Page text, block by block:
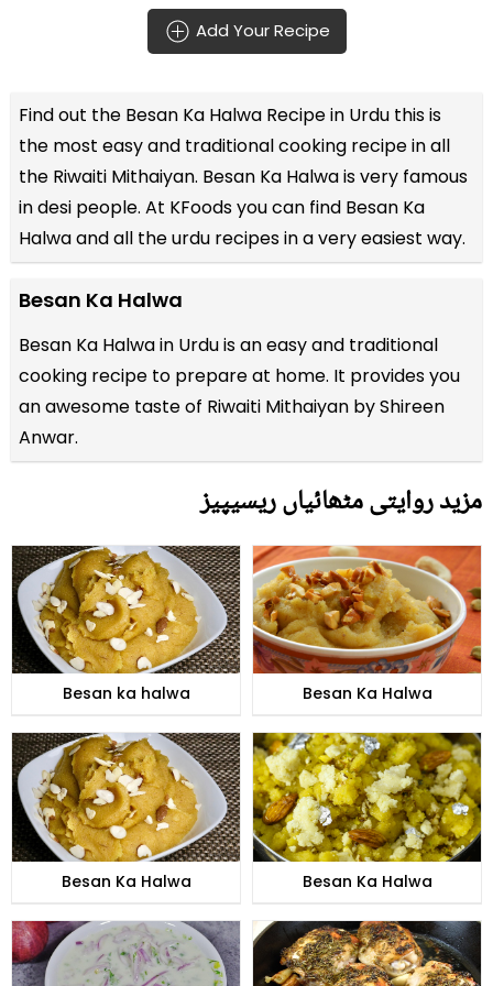
Add Your Recipe
Find out the Besan Ka Halwa Recipe in Urdu this is
the most easy and traditional cooking recipe in all
the Riwaiti Mithaiyan. Besan Ka Halwa is very famous
in desi people. At KFoods you can find Besan Ka
Halwa and all theurdu recipesin a very easiest way.
Besan Ka Halwa
Besan Ka Halwa in Urdu is an easy and traditional
cooking recipe to prepare at home. It provides you
an awesome taste of Riwaiti Mithaiyan by Shireen
Anwar.
مزید روایتی مٹھائیاں ریسیپیز
Besan ka halwa Besan Ka Halwa
Besan Ka Halwa Besan Ka Halwa